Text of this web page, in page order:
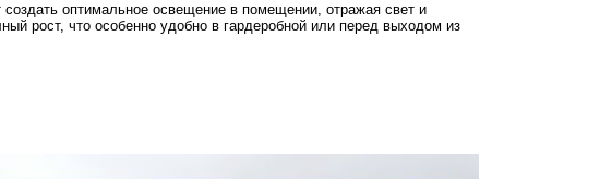
оптимальное освещение в помещении, отражая свет и
рост, что особенно удобно в гардеробной или перед выходом из